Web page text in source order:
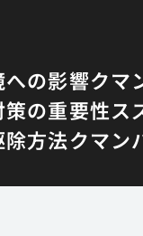
の影響クマ
の重要性ス
方法クマン